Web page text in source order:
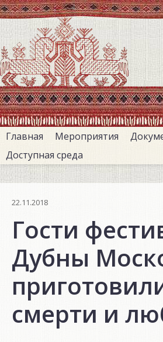
Перейти
к
основному
содержанию
Главная Мероприятия
Доступная среда
22.11.2018
Гости
Дубны
смерти и